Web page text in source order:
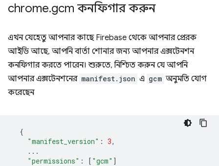
chrome.gcm কনফিগার করুন
এখন যেহেতু আপনার কাছে Firebase থেকে আপনার প্রেরক
আইডি আছে, আপনি বার্তা শোনার জন্য আপনার এক্সটেনশন
কনফিগার করতে পারেন। শুরুতে, নিশ্চিত করুন যে আপনি
আপনার এক্সটেনশনের manifest.json এ gcm অনুমতি যোগ
করেছেন
{
"manifest_version" : 3,
...
"permissions" : [ "gcm" ]